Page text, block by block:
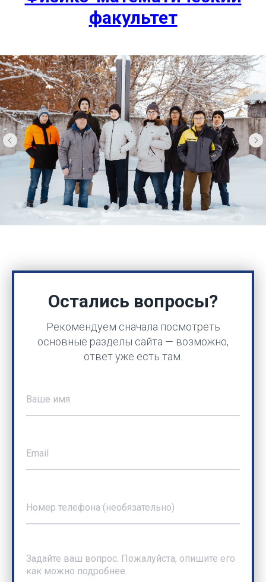
факультет
Остались вопросы?
Рекомендуем сначала посмотреть
основные разделы сайта — возможно,
ответ уже есть там.